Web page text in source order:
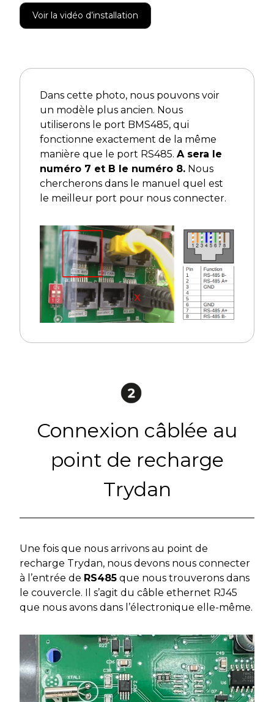
Voir la vidéo d’installation
Dans cette photo, nous pouvons voir
un modèle plus ancien. Nous
utiliserons le port BMS485, qui
fonctionne exactement de la même
manière que le port RS485. A sera le
numéro 7 et B le numéro 8. Nous
chercherons dans le manuel quel est
le meilleur port pour nous connecter.
Connexion câblée au
point de recharge
Trydan
Une fois que nous arrivons au point de
recharge Trydan, nous devons nous connecter
à l’entrée de RS485 que nous trouverons dans
le couvercle. Il s’agit du câble ethernet RJ45
que nous avons dans l’électronique elle-même.